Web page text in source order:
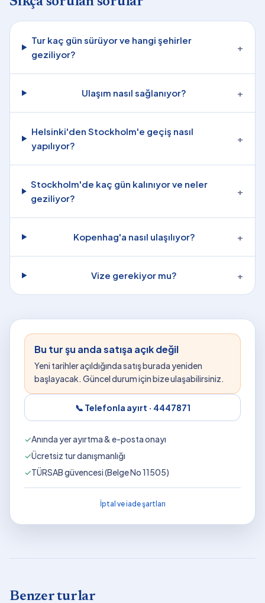
Tur kaç gün sürüyor ve hangi şehirler
geziliyor?
+
Ulaşım nasıl sağlanıyor? +
Helsinki'den Stockholm'e geçiş nasıl
yapılıyor?
+
Stockholm'de kaç gün kalınıyor ve neler
geziliyor?
+
Kopenhag'a nasıl ulaşılıyor? +
Vize gerekiyor mu? +
Bu tur şu anda satışa açık değil
Yeni tarihler açıldığında satış burada yeniden
başlayacak. Güncel durum için bize ulaşabilirsiniz.
📞 Telefonla ayırt · 4447871
✓Anında yer ayırtma & e-posta onayı
✓Ücretsiz tur danışmanlığı
✓TÜRSAB güvencesi (Belge No 11505)
İptal ve iade şartları
Benzer turlar